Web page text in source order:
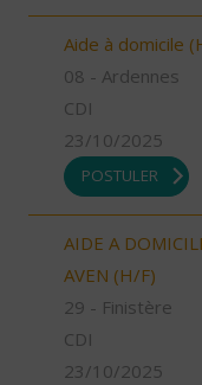
Aide à domicile
08 - Ardennes
CDI
23/10/2025
POSTULER
AIDE A
AVEN (H/F)
29 - Finistère
CDI
23/10/2025